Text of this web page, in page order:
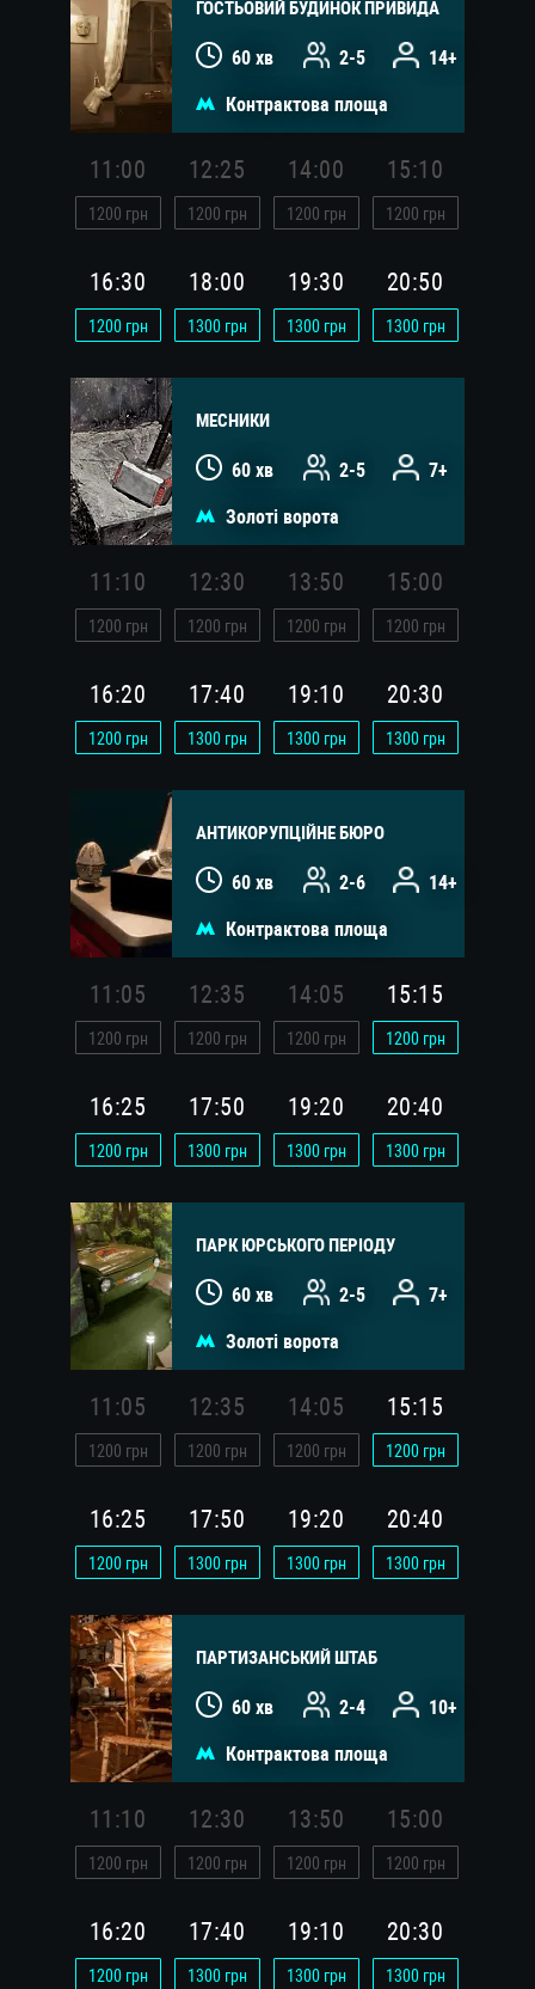
ГОСТЬОВИЙ БУДИНОК ПРИВИДА
60 хв 2-5 14+
Контрактова площа
11:00
1200 грн
12:25
1200 грн
14:00
1200 грн
15:10
1200 грн
16:30
1200грн
18:00
1300грн
19:30
1300грн
20:50
1300грн
МЕСНИКИ
60 хв 2-5 7+
Золоті ворота
11:10
1200 грн
12:30
1200 грн
13:50
1200 грн
15:00
1200 грн
16:20
1200грн
17:40
1300грн
19:10
1300грн
20:30
1300грн
АНТИКОРУПЦІЙНЕ БЮРО
60 хв 2-6 14+
Контрактова площа
11:05
1200 грн
12:35
1200 грн
14:05
1200 грн
15:15
1200грн
16:25
1200грн
17:50
1300грн
19:20
1300грн
20:40
1300грн
ПАРК ЮРСЬКОГО ПЕРІОДУ
60 хв 2-5 7+
Золоті ворота
11:05
1200 грн
12:35
1200 грн
14:05
1200 грн
15:15
1200грн
16:25
1200грн
17:50
1300грн
19:20
1300грн
20:40
1300грн
ПАРТИЗАНСЬКИЙ ШТАБ
60 хв 2-4 10+
Контрактова площа
11:10
1200 грн
12:30
1200 грн
13:50
1200 грн
15:00
1200 грн
16:20
1200грн
17:40
1300грн
19:10
1300грн
20:30
1300грн